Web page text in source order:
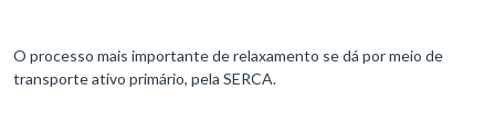
O processo mais importante de relaxamento se dá por meio de
transporte ativo primário, pela SERCA.